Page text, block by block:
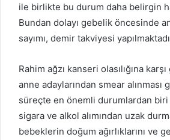
ile birlikte bu durum daha belirgin
Bundan dolayı gebelik öncesinde
sayımı, demir takviyesi
Rahim ağzı kanseri olasılığına
anne adaylarından smear alınması
süreçte en önemli durumlardan biri
sigara ve alkol alımından uzak
bebeklerin doğum ağırlıklarını ve